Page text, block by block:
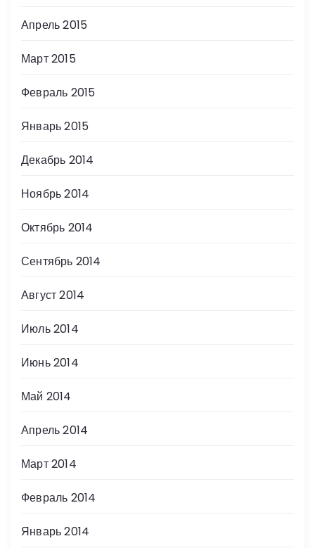
Апрель 2015
Март 2015
Февраль 2015
Январь 2015
Декабрь 2014
Ноябрь 2014
Октябрь 2014
Сентябрь 2014
Август 2014
Июль 2014
Июнь 2014
Май 2014
Апрель 2014
Март 2014
Февраль 2014
Январь 2014